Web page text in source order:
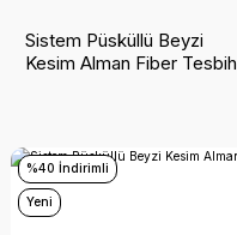
Sistem Püsküllü Beyzi
Kesim Alman Fiber Tesbih
%40 İndirimli
Yeni